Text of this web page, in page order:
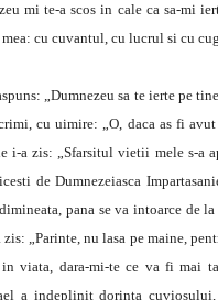
mi te-a scos in cale ca sa-mi
cu cuvantul, cu lucrul si cu
„Dumnezeu sa te ierte pe
cu uimire: „O, daca as fi avut
i-a zis: „Sfarsitul vietii mele s-a
de Dumnezeiasca
pana se va intoarce de
„Parinte, nu lasa pe maine,
viata, dara-mi-te ce va fi mai
a indeplinit dorinta